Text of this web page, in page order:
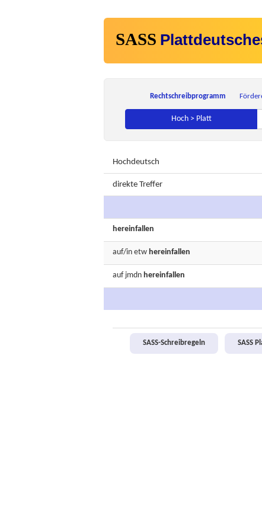
SASS
Rechtschreibprogramm
Hoch > Platt
Hochdeutsch
direkte Treffer
hereinfallen
auf/in etw hereinfallen
auf jmdn hereinfallen
SASS-Schreibregeln SASS